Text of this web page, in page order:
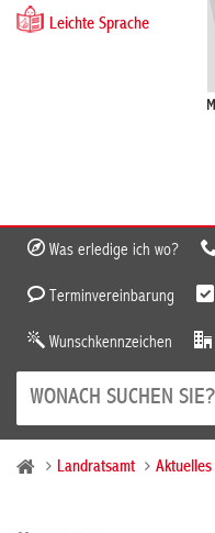
Leichte Sprache
Was erledige ich wo?
Terminvereinbarung
Wunschkennzeichen
Landratsamt Aktuelles